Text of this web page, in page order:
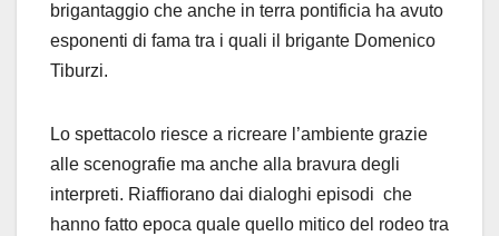
brigantaggio che anche in terra pontificia ha avuto
esponenti di fama tra i quali il brigante Domenico
Tiburzi.
Lo spettacolo riesce a ricreare l’ambiente grazie
alle scenografie ma anche alla bravura degli
interpreti. Riaffiorano dai dialoghi episodi che
hanno fatto epoca quale quello mitico del rodeo tra